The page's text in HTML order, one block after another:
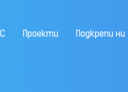
Проекти Подкрепи ни